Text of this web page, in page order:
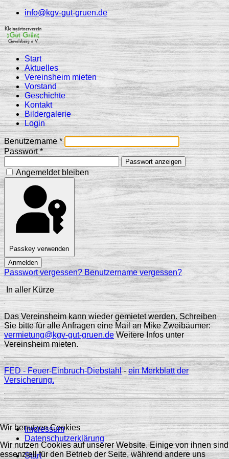
info@kgv-gut-gruen.de
Start
Aktuelles
Vereinsheim mieten
Vorstand
Geschichte
Kontakt
Bildergalerie
Login
Benutzername*
Passwort*
Passwort anzeigen
Angemeldet bleiben
Passkey verwenden
Anmelden
Passwort vergessen?Benutzername vergessen?
In aller Kürze
Das Vereinsheim kann wieder gemietet werden. Schreiben
Sie bitte für alle Anfragen eine Mail an Mike Zweibäumer:
vermietung@kgv-gut-gruen.deWeitere Infos unter
Vereinsheim mieten.
FED - Feuer-Einbruch-Diebstahl-ein Merkblatt der
Versicherung.
Impressum
Datenschutzerklärung
Start
Wir benutzen Cookies
Wir nutzen Cookies auf unserer Website. Einige von ihnen sind
essenziell für den Betrieb der Seite, während andere uns